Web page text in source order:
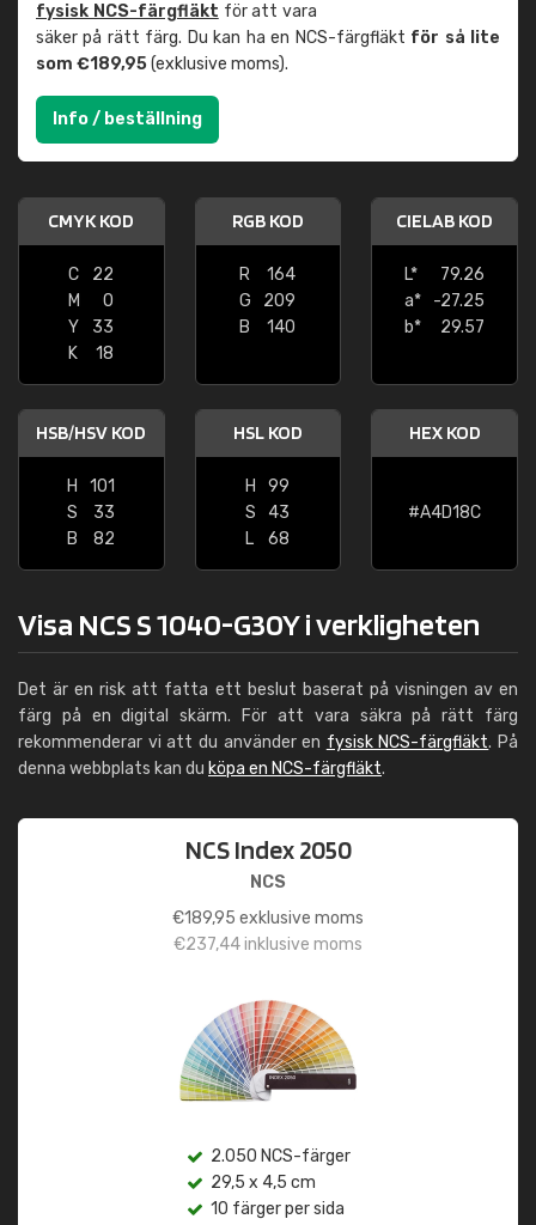
fysisk NCS-färgfläkt för att vara
säker på rätt färg. Du kan ha en NCS-färgfläkt för så lite
som €189,95(exklusive moms).
Info / beställning
CMYK KOD
C
22
M
0
Y
33
K
18
RGB KOD
R
164
G
209
B
140
CIELAB KOD
L*
79.26
a*
-27.25
b*
29.57
HSB/HSV KOD
H
101
S
33
B
82
HSL KOD
H
99
S
43
L
68
HEX KOD
#A4D18C
Visa NCS S 1040-G30Y i verkligheten
Det är en risk att fatta ett beslut baserat på visningen av en
färg på en digital skärm. För att vara säkra på rätt färg
rekommenderar vi att du använder en fysisk NCS-färgfläkt. På
denna webbplats kan du köpa en NCS-färgfläkt.
NCS Index 2050
NCS
€189,95 exklusive moms
€237,44inklusive moms
2.050 NCS-färger
29,5 x 4,5 cm
10 färger per sida